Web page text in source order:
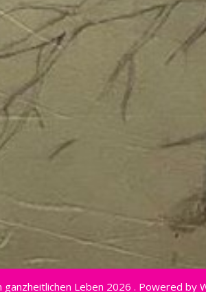
ganzheitlichen Leben 2026 . Powered by